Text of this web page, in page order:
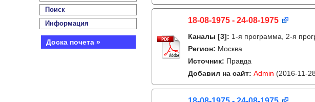
Поиск
Информация
Доска почета »
18-08-1975 - 24-08-1975
Каналы [3]: 1-я программа, 2-я
Регион: Москва
Источник: Правда
Добавил на сайт: Admin (2016-11-